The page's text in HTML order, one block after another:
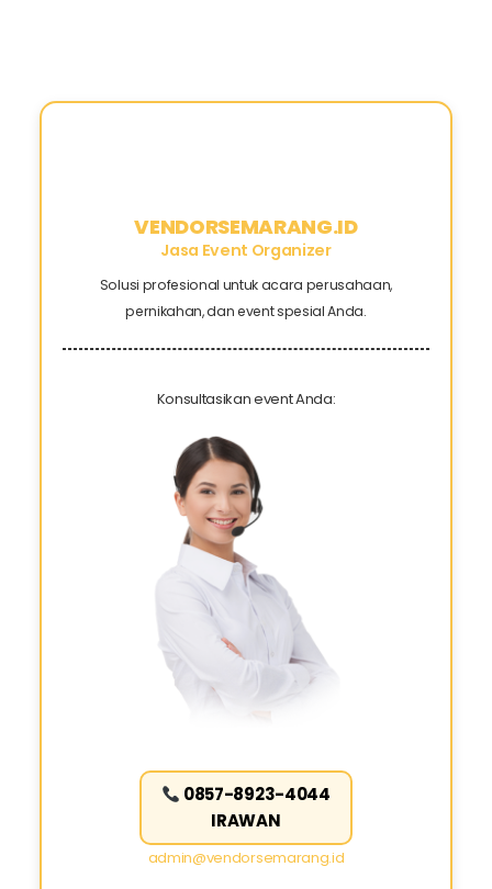
VENDORSEMARANG.ID
Jasa Event Organizer
Solusi profesional untuk acara perusahaan,
pernikahan, dan event spesial Anda.
Konsultasikan event Anda:
0857-8923-4044
IRAWAN
admin@vendorsemarang.id